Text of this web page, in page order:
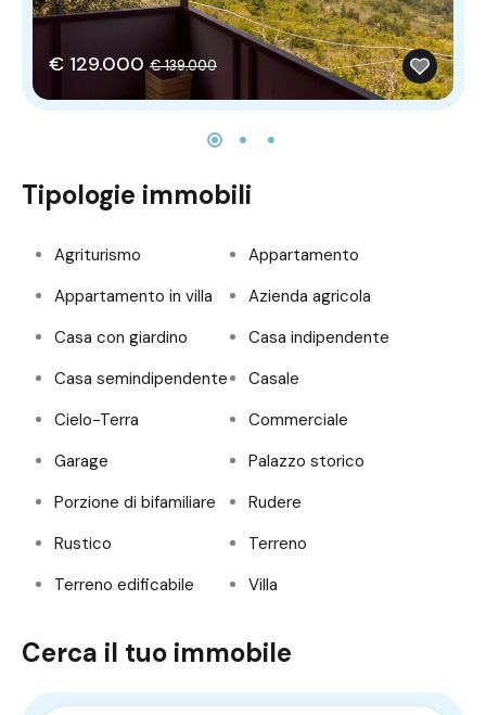
€ 129.000 € 139.000
Tipologie immobili
Agriturismo
Appartamento
Appartamento in villa
Azienda agricola
Casa con giardino
Casa indipendente
Casa semindipendente
Casale
Cielo-Terra
Commerciale
Garage
Palazzo storico
Porzione di bifamiliare
Rudere
Rustico
Terreno
Terreno edificabile
Villa
Cerca il tuo immobile